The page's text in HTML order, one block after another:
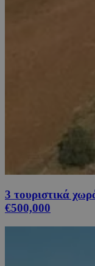
3 τουριστικά
€500,000